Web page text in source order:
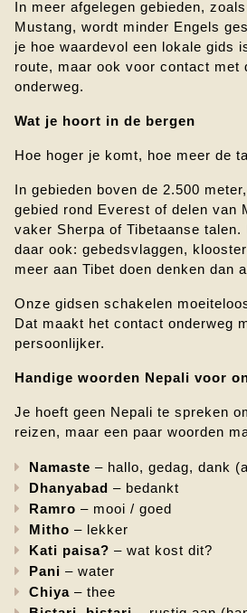
In meer afgelegen gebieden,
Mustang, wordt minder Engels
je hoe waardevol een lokale gids
route, maar ook voor contact met
onderweg.
Wat je hoort in de bergen
Hoe hoger je komt, hoe meer de
In gebieden boven de 2.500
gebied rond Everest of delen van
vaker Sherpa of Tibetaanse
daar ook: gebedsvlaggen,
meer aan Tibet doen denken dan
Onze gidsen schakelen
Dat maakt het contact onderweg
persoonlijker.
Handige woorden Nepali voor
Je hoeft geen Nepali te spreken
reizen, maar een paar woorden
Namaste – hallo, gedag, dank
Dhanyabad – bedankt
Ramro – mooi / goed
Mitho – lekker
Kati paisa? – wat kost dit?
Pani – water
Chiya – thee